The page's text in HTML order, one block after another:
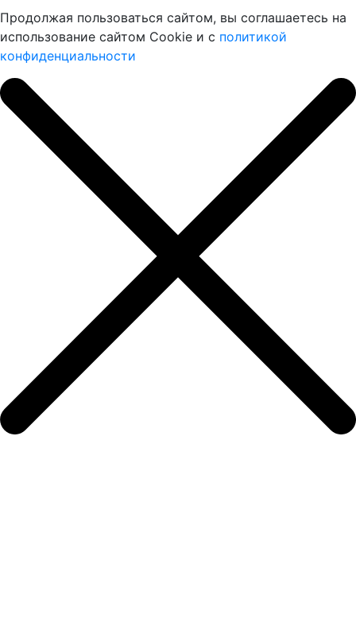
Продолжая пользоваться сайтом, вы соглашаетесь на
использование сайтом Cookie и с политикой
конфиденциальности